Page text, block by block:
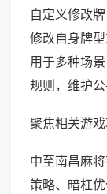
自定义修改
修改自身牌
用于多种场
规则，维护公
聚焦相关游戏
中至南昌麻
策略、暗杠